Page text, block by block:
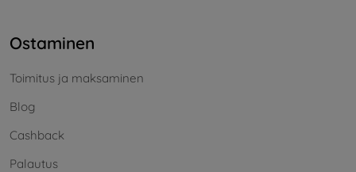
Ostaminen
Toimitus ja maksaminen
Blog
Cashback
Palautus